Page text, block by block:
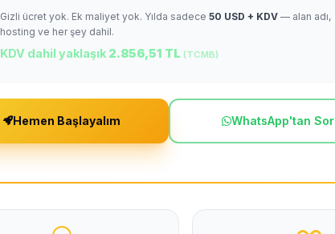
Gizli ücret yok. Ek maliyet yok. Yılda sadece 50 USD + KDV — alan adı,
hosting ve her şey dahil.
KDV dahil yaklaşık 2.856,51 TL (TCMB)
Hemen Başlayalım WhatsApp'tan Sor